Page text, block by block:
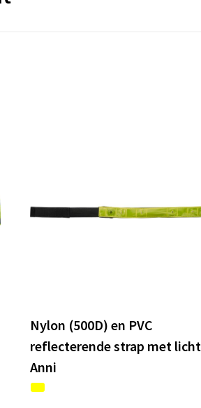
Nylon (500D) en PVC
reflecterende strap met licht
Anni